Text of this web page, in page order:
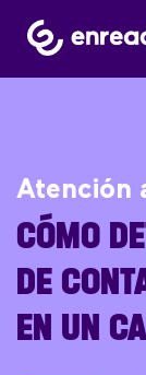
Atención
CÓMO
DE
EN UN